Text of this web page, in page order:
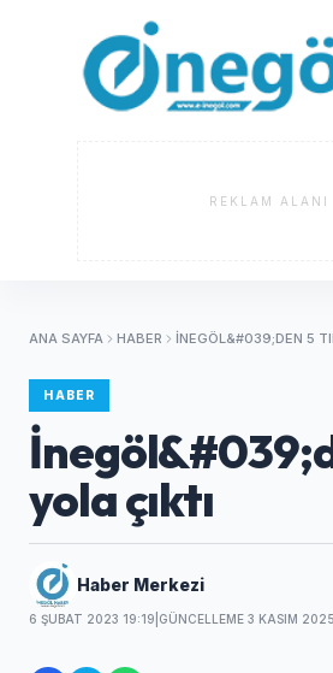
REKLAM ALANI
ANA SAYFA HABER İNEGÖL&#039;DEN 5
HABER
yola çıktı
Haber Merkezi
6 ŞUBAT 2023 19:19 GÜNCELLEME 3 KASIM